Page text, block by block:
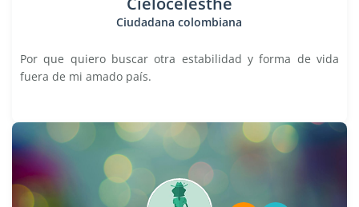
Ciudadana colombiana
Por que quiero buscar otra estabilidad y forma de vida
fuera de mi amado país.